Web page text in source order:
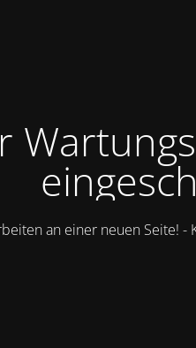
an einer neuen Seite! -